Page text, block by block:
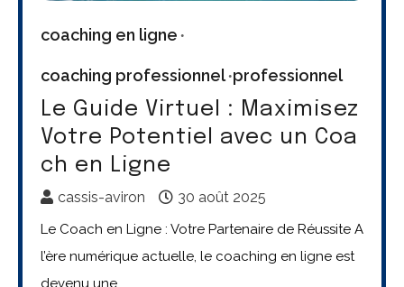
coaching en ligne
coaching professionnel professionnel
Le Guide Virtuel : Maximisez
Votre Potentiel avec un Coa
ch en Ligne
cassis-aviron 30 août 2025
Le Coach en Ligne : Votre Partenaire de Réussite A
l’ère numérique actuelle, le coaching en ligne est
devenu une…